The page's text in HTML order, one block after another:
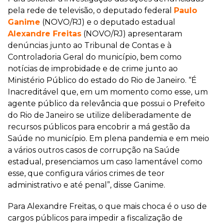
pela rede de televisão, o deputado federal Paulo
Ganime (NOVO/RJ) e o deputado estadual
Alexandre Freitas (NOVO/RJ) apresentaram
denúncias junto ao Tribunal de Contas e à
Controladoria Geral do município, bem como
notícias de improbidade e de crime junto ao
Ministério Público do estado do Rio de Janeiro. “É
Inacreditável que, em um momento como esse, um
agente público da relevância que possui o Prefeito
do Rio de Janeiro se utilize deliberadamente de
recursos públicos para encobrir a má gestão da
Saúde no município. Em plena pandemia e em meio
a vários outros casos de corrupção na Saúde
estadual, presenciamos um caso lamentável como
esse, que configura vários crimes de teor
administrativo e até penal”, disse Ganime.
Para Alexandre Freitas, o que mais choca é o uso de
cargos públicos para impedir a fiscalização de